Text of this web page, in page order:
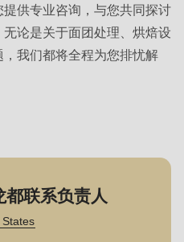
供专业咨询，与您共同探讨
论是关于面团处理、烘焙设
我们都将全程为您排忧解
联系负责人